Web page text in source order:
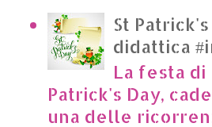
St
didattica
La festa di
Patrick's Day,
una delle